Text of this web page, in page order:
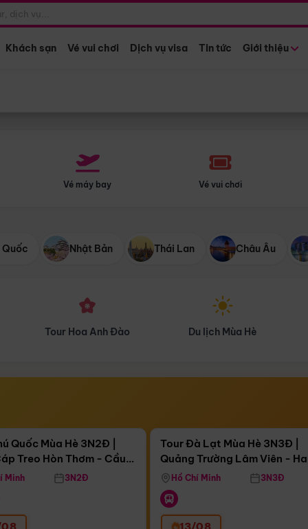
Khách sạn Vé vui chơi Dịch vụ visa Tin tức Giới thiệu
Vé máy bay Vé vui chơi
Quốc Nhật Bản Thái Lan Châu Âu
Du lịch Mùa Hè Du lịch Mùa Thu
11:27:31
Treo Hòn Thơm
Quốc Mùa Hè 3N2Đ |
Treo Hòn Thơm - Cầu
Viên Nước Aquatopia
Minh 3N2Đ
Còn04 ngày 11:27:31
Tour Đà Lạt Mùa Hè 3N3Đ |
Quảng Trường Lâm Viên -
Hill - Puppy Farm
Hồ Chí Minh 3N3Đ
13/08